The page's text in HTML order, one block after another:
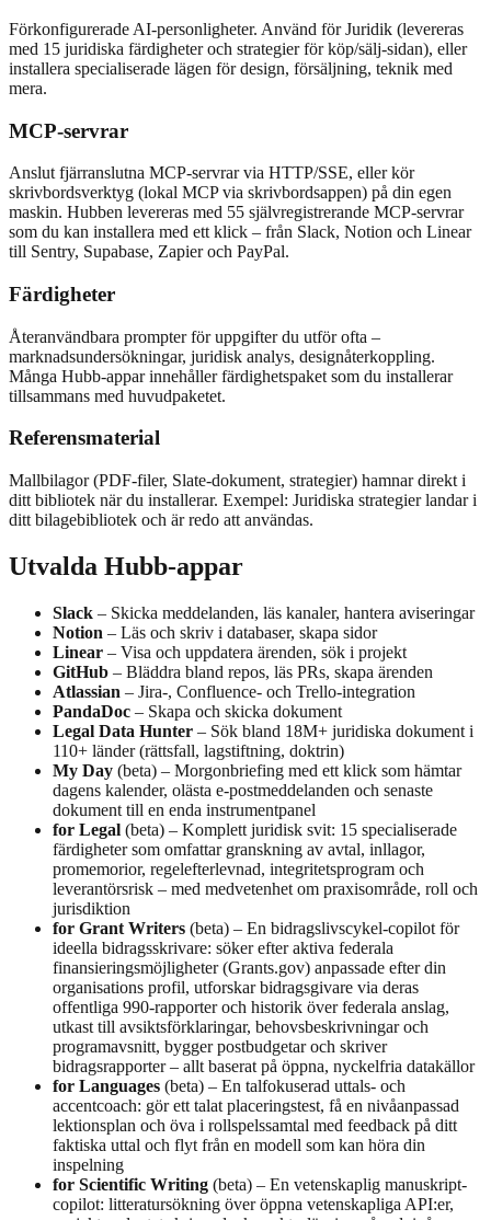
Förkonfigurerade AI-personligheter. Använd för Juridik (levereras
med 15 juridiska färdigheter och strategier för köp/sälj-sidan), eller
installera specialiserade lägen för design, försäljning, teknik med
mera.
MCP-servrar
Anslut fjärranslutna MCP-servrar via HTTP/SSE, eller kör
skrivbordsverktyg (lokal MCP via skrivbordsappen) på din egen
maskin. Hubben levereras med 55 självregistrerande MCP-servrar
som du kan installera med ett klick – från Slack, Notion och Linear
till Sentry, Supabase, Zapier och PayPal.
Färdigheter
Återanvändbara prompter för uppgifter du utför ofta –
marknadsundersökningar, juridisk analys, designåterkoppling.
Många Hubb-appar innehåller färdighetspaket som du installerar
tillsammans med huvudpaketet.
Referensmaterial
Mallbilagor (PDF-filer, Slate-dokument, strategier) hamnar direkt i
ditt bibliotek när du installerar. Exempel: Juridiska strategier landar i
ditt bilagebibliotek och är redo att användas.
Utvalda Hubb-appar
Slack – Skicka meddelanden, läs kanaler, hantera aviseringar
Notion – Läs och skriv i databaser, skapa sidor
Linear – Visa och uppdatera ärenden, sök i projekt
GitHub – Bläddra bland repos, läs PRs, skapa ärenden
Atlassian – Jira-, Confluence- och Trello-integration
PandaDoc – Skapa och skicka dokument
Legal Data Hunter – Sök bland 18M+ juridiska dokument i
110+ länder (rättsfall, lagstiftning, doktrin)
My Day (beta) – Morgonbriefing med ett klick som hämtar
dagens kalender, olästa e-postmeddelanden och senaste
dokument till en enda instrumentpanel
for Legal (beta) – Komplett juridisk svit: 15 specialiserade
färdigheter som omfattar granskning av avtal, inllagor,
promemorior, regelefterlevnad, integritetsprogram och
leverantörsrisk – med medvetenhet om praxisområde, roll och
jurisdiktion
for Grant Writers (beta) – En bidragslivscykel-copilot för
ideella bidragsskrivare: söker efter aktiva federala
finansieringsmöjligheter (Grants.gov) anpassade efter din
organisations profil, utforskar bidragsgivare via deras
offentliga 990-rapporter och historik över federala anslag,
utkast till avsiktsförklaringar, behovsbeskrivningar och
programavsnitt, bygger postbudgetar och skriver
bidragsrapporter – allt baserat på öppna, nyckelfria datakällor
for Languages (beta) – En talfokuserad uttals- och
accentcoach: gör ett talat placeringstest, få en nivåanpassad
lektionsplan och öva i rollspelssamtal med feedback på ditt
faktiska uttal och flyt från en modell som kan höra din
inspelning
for Scientific Writing (beta) – En vetenskaplig manuskript-
copilot: litteratursökning över öppna vetenskapliga API:er,